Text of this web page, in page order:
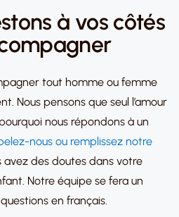
à vos côtés
tout homme ou femme
Nous pensons que seul l’amour
nous répondons à un
nous ou remplissez notre
avez des doutes dans votre
Notre équipe se fera un
en français.